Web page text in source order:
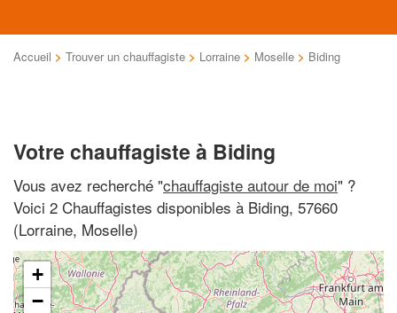
Accueil > Trouver un chauffagiste > Lorraine > Moselle > Biding
Votre chauffagiste à Biding
Vous avez recherché "chauffagiste autour de moi" ?
Voici 2 Chauffagistes disponibles à Biding, 57660
(Lorraine, Moselle)
+
−